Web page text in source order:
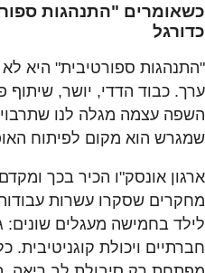
כשאומרים "התנהגות
כדורגל
"התנהגות ספורטיבית" היא לא
ערך. כבוד הדדי, יושר, שיתוף
השפה עצמה מגלה לנו
שמגרש הוא מקום לפיתוח
ארגון אונסק"ו הכיר בכך
מחקרים שסקרו עשרות
לילד בחמישה מעגלים שונים:
חברתיים ויכולת קוגניטיבית.